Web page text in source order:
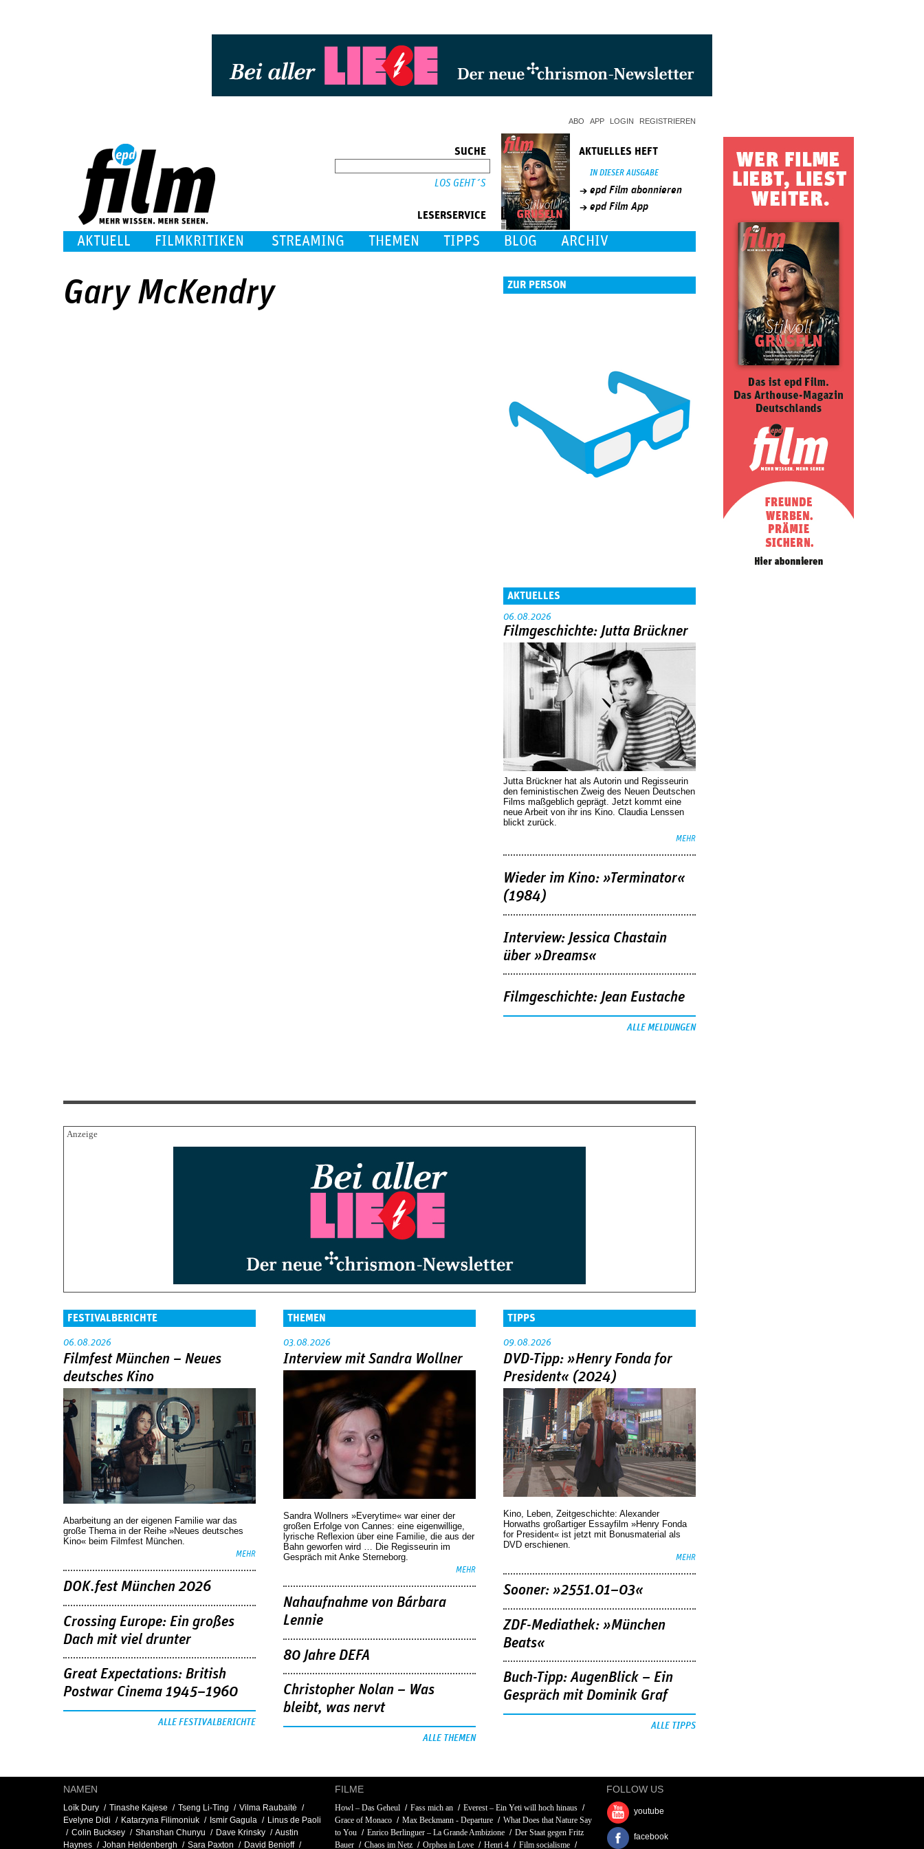
ABO APP LOGIN REGISTRIEREN
SUCHE
LESERSERVICE
AKTUELLES HEFT
IN DIESER AUSGABE
epd Film abonnieren
epd Film App
AKTUELL FILMKRITIKEN STREAMING THEMEN TIPPS BLOG ARCHIV
Gary McKendry ZUR PERSON
AKTUELLES
06.08.2026
Filmgeschichte: Jutta Brückner
Jutta Brückner hat als Autorin und Regisseurin
den feministischen Zweig des Neuen Deutschen
Films maßgeblich geprägt. Jetzt kommt eine
neue Arbeit von ihr ins Kino. Claudia Lenssen
blickt zurück.
MEHR
Wieder im Kino: »Terminator«
(1984)
Interview: Jessica Chastain
über »Dreams«
Filmgeschichte: Jean Eustache
ALLE MELDUNGEN
FESTIVALBERICHTE
06.08.2026
Filmfest München – Neues
deutsches Kino
Abarbeitung an der eigenen Familie war das
große Thema in der Reihe »Neues deutsches
Kino« beim Filmfest München.
MEHR
DOK.fest München 2026
Crossing Europe: Ein großes
Dach mit viel drunter
Great Expectations: British
Postwar Cinema 1945–1960
ALLE FESTIVALBERICHTE
THEMEN
03.08.2026
Interview mit Sandra Wollner
Sandra Wollners »Everytime« war einer der
großen Erfolge von Cannes: eine eigenwillige,
lyrische Reflexion über eine ­Familie, die aus der
Bahn geworfen wird … Die Regisseurin im
Gespräch mit Anke Sterneborg.
MEHR
Nahaufnahme von Bárbara
Lennie
80 Jahre DEFA
Christopher Nolan – Was
bleibt, was nervt
ALLE THEMEN
TIPPS
09.08.2026
DVD-Tipp: »Henry Fonda for
President« (2024)
Kino, Leben, Zeitgeschichte: Alexander
Horwaths großartiger Essayfilm »Henry Fonda
for President« ist jetzt mit Bonusmaterial als
DVD erschienen.
MEHR
Sooner: »2551.01–03«
ZDF-Mediathek: »München
Beats«
Buch-Tipp: AugenBlick – Ein
Gespräch mit Dominik Graf
ALLE TIPPS
NAMEN
Loïk Dury Tinashe Kajese Tseng Li-Ting
Vilma Raubaitė
Evelyne Didi
Katarzyna Filimoniuk Ismir Gagula
Linus de Paoli
Colin Bucksey
Shanshan Chunyu Dave Krinsky
Austin
Haynes
Johan Heldenbergh Sara Paxton David Benioff
FILME
Howl – Das Geheul Fass mich an
Everest – Ein Yeti will hoch hinaus
Grace of Monaco
Max Beckmann - Departure
What Does that Nature Say
to You
Enrico Berlinguer – La Grande Ambizione
Der Staat gegen Fritz
Bauer
Chaos im Netz Orphea in Love Henri 4 Film socialisme
FOLLOW US
youtube
facebook